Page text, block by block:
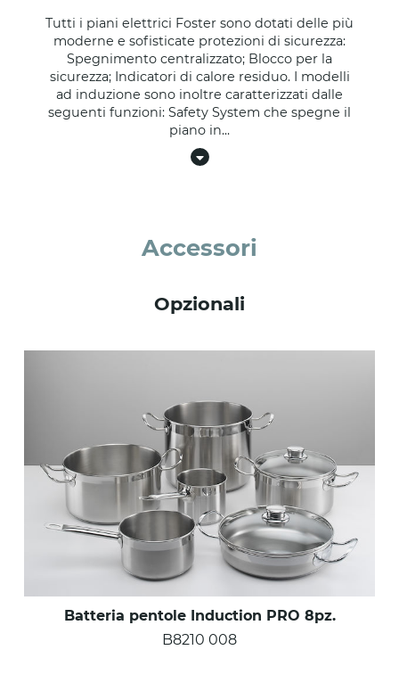
Tutti i piani elettrici Foster sono dotati delle più
moderne e sofisticate protezioni di sicurezza:
Spegnimento centralizzato; Blocco per la
sicurezza; Indicatori di calore residuo. I modelli
ad induzione sono inoltre caratterizzati dalle
seguenti funzioni: Safety System che spegne il
piano in...
Accessori
Opzionali
Batteria pentole Induction PRO 8pz.
B8210 008